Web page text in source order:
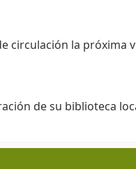
circulación la próxima
de su biblioteca